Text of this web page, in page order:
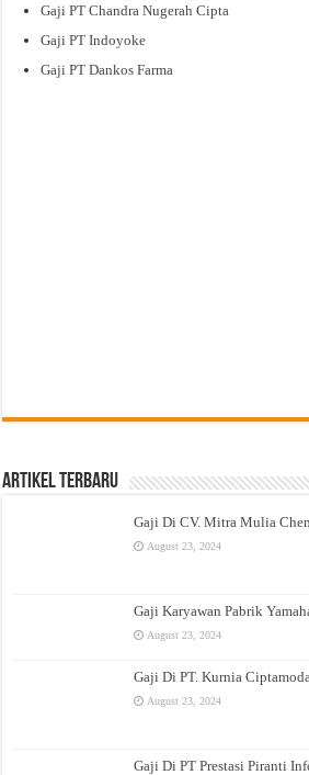
Gaji PT Chandra Nugerah Cipta
Gaji PT Indoyoke
Gaji PT Dankos Farma
Artikel Terbaru
Gaji Di CV. Mitra Mulia
August 23, 2024
Gaji Karyawan Pabrik
August 23, 2024
Gaji Di PT. Kurnia
August 23, 2024
Gaji Di PT Prestasi Piranti